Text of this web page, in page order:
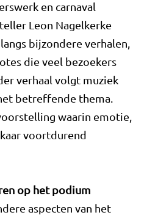
en carnaval
Leon Nagelkerke
bijzondere verhalen,
die veel bezoekers
verhaal volgt muziek
betreffende thema.
waarin emotie,
voortdurend
op het podium
aspecten van het